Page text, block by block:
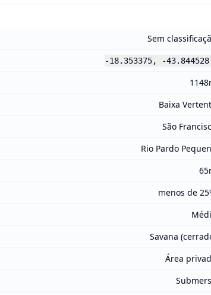
Sem
-18.353375, -43.844528
Baixa
São
Rio Pardo
menos de
Savana
Área